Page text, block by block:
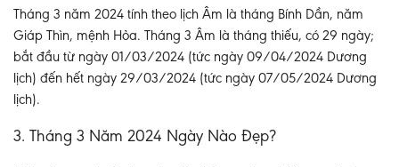
Tháng 3 năm 2024 tính theo lịch Âm là tháng Bính Dần, năm
Giáp Thìn, mệnh Hỏa. Tháng 3 Âm là tháng thiếu, có 29 ngày;
bắt đầu từ ngày 01/03/2024 (tức ngày 09/04/2024 Dương
lịch) đến hết ngày 29/03/2024 (tức ngày 07/05/2024 Dương
lịch).
3. Tháng 3 Năm 2024 Ngày Nào Đẹp?